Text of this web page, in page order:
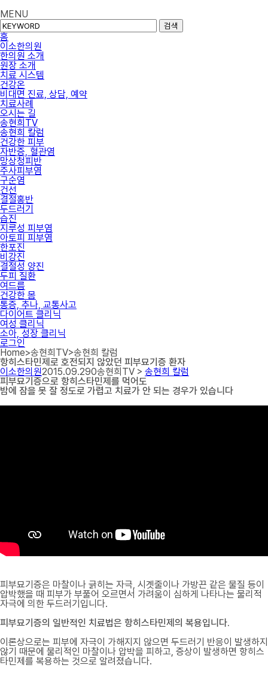
MENU
검색
홈
이소한의원
한의원 소개
원장 소개
치료 시스템
건강온
비대면 진료, 상담, 예약
치료사례
오시는 길
송현희TV
송현희 칼럼
건강한 피부
자반증, 혈관염
망상청피반
주사피부염
구순염
건선
결절홍반
두드러기
습진
지루성 피부염
아토피 피부염
한포진
비강진
결절성 양진
두피 질환
여드름
건강한 몸
통증, 추나, 교통사고
다이어트 클리닉
여성 클리닉
소아, 성장 클리닉
로그인
Home>송현희TV>송현희 칼럼
항히스타민제로 호전되지 않았던 피부묘기증 환자
이소한의원2015.09.290송현희TV > 송현희 칼럼
피부묘기증으로 항히스타민제를 먹어도
밤에 잠을 못 잘 정도로 가렵고 치료가 안 되는 경우가 있습니다
피부묘기증은 마찰이나 긁히는 자극, 시곗줄이나 가방끈 같은 물질 등이
압박했을 때 피부가 부풀어 오르면서 가려움이 심하게 나타나는 물리적
자극에 의한 두드러기입니다.
피부묘기증의 일반적인 치료법은 항히스타민제의 복용입니다.
이론상으로는 피부에 자극이 가해지지 않으면 두드러기 반응이 발생하지
않기 때문에 물리적인 마찰이나 압박을 피하고, 증상이 발생하면 항히스
타민제를 복용하는 것으로 알려졌습니다.